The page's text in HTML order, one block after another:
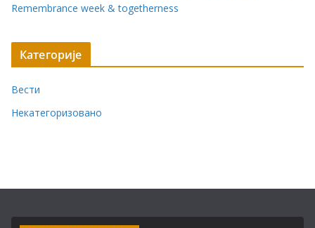
Remembrance week & togetherness
Категорије
Вести
Некатегоризовано